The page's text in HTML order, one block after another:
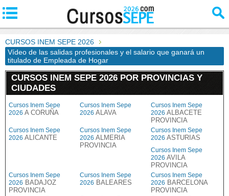
CURSOS INEM SEPE 2026
Vídeo de las salidas profesionales y el salario que ganará un
titulado de Empleada de Hogar
CURSOS INEM SEPE 2026 POR PROVINCIAS Y
CIUDADES
Cursos Inem Sepe
2026 A CORUÑA
Cursos Inem Sepe
2026 ALAVA
Cursos Inem Sepe
2026 ALBACETE
PROVINCIA
Cursos Inem Sepe
2026 ALICANTE
Cursos Inem Sepe
2026 ALMERIA
PROVINCIA
Cursos Inem Sepe
2026 ASTURIAS
Cursos Inem Sepe
2026 AVILA
PROVINCIA
Cursos Inem Sepe
2026 BADAJOZ
PROVINCIA
Cursos Inem Sepe
2026 BALEARES
Cursos Inem Sepe
2026 BARCELONA
PROVINCIA